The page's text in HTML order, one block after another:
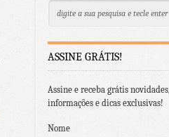
ASSINE GRÁTIS!
Assine e receba grátis novidades,
informações e dicas exclusivas!
Nome